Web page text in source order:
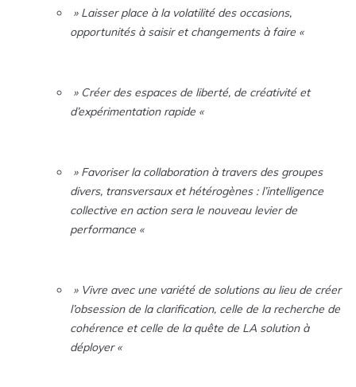
» Laisser place à la volatilité des occasions,
opportunités à saisir et changements à faire «
» Créer des espaces de liberté, de créativité et
d’expérimentation rapide «
» Favoriser la collaboration à travers des groupes
divers, transversaux et hétérogènes : l’intelligence
collective en action sera le nouveau levier de
performance «
» Vivre avec une variété de solutions au lieu de créer
l’obsession de la clarification, celle de la recherche de
cohérence et celle de la quête de LA solution à
déployer «